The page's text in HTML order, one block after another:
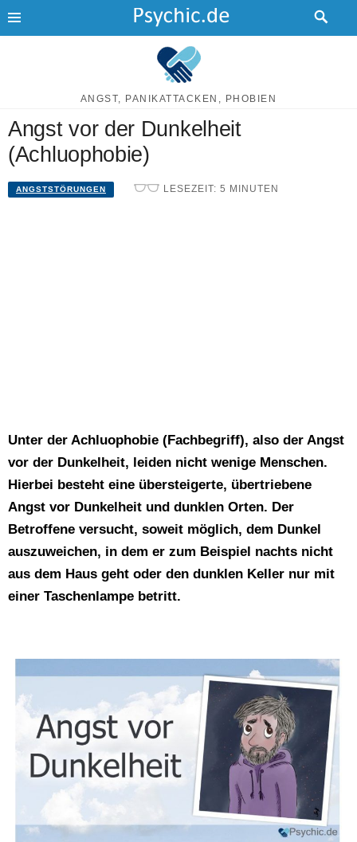
Skip
to
Angst vor der Dunkelheit
(Achluophobie)
ANGSTSTÖRUNGEN LESEZEIT: 5 MINUTEN
Unter der Achluophobie (Fachbegriff), also der Angst
vor der Dunkelheit, leiden nicht wenige Menschen.
Hierbei besteht eine übersteigerte, übertriebene
Angst vor Dunkelheit und dunklen Orten. Der
Betroffene versucht, soweit möglich, dem Dunkel
auszuweichen, in dem er zum Beispiel nachts nicht
aus dem Haus geht oder den dunklen Keller nur mit
einer Taschenlampe betritt.